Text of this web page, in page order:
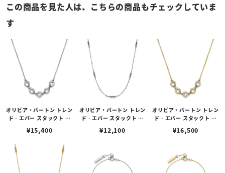
この商品を見た人は、こちらの商品もチェックしていま
す
オリビア・バートン トレン
ド - エバー スタックト ク
レス
¥15,400
オリビア・バートン トレン
ド - エバー スタックト ヴ
ー ネックレス
¥12,100
オリビア・バートン トレン
ド - エバー スタックト ク
レス
¥16,500